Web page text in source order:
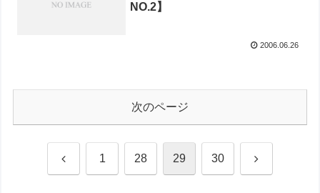
NO.2】
2006.06.26
次のページ
前 1 28 29 30 次